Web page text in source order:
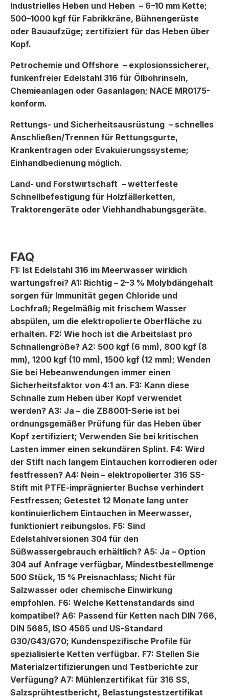
Industrielles Heben und Heben – 6–10 mm Kette;
500–1000 kgf für Fabrikkräne, Bühnengerüste
oder Bauaufzüge; zertifiziert für das Heben über
Kopf.
Petrochemie und Offshore – explosionssicherer,
funkenfreier Edelstahl 316 für Ölbohrinseln,
Chemieanlagen oder Gasanlagen; NACE MR0175-
konform.
Rettungs- und Sicherheitsausrüstung – schnelles
Anschließen/Trennen für Rettungsgurte,
Krankentragen oder Evakuierungssysteme;
Einhandbedienung möglich.
Land- und Forstwirtschaft – wetterfeste
Schnellbefestigung für Holzfällerketten,
Traktorengeräte oder Viehhandhabungsgeräte.
FAQ
F1: Ist Edelstahl 316 im Meerwasser wirklich
wartungsfrei? A1: Richtig – 2–3 % Molybdängehalt
sorgen für Immunität gegen Chloride und
Lochfraß; Regelmäßig mit frischem Wasser
abspülen, um die elektropolierte Oberfläche zu
erhalten. F2: Wie hoch ist die Arbeitslast pro
Schnallengröße? A2: 500 kgf (6 mm), 800 kgf (8
mm), 1200 kgf (10 mm), 1500 kgf (12 mm); Wenden
Sie bei Hebeanwendungen immer einen
Sicherheitsfaktor von 4:1 an. F3: Kann diese
Schnalle zum Heben über Kopf verwendet
werden? A3: Ja – die ZB8001-Serie ist bei
ordnungsgemäßer Prüfung für das Heben über
Kopf zertifiziert; Verwenden Sie bei kritischen
Lasten immer einen sekundären Splint. F4: Wird
der Stift nach langem Eintauchen korrodieren oder
festfressen? A4: Nein – elektropolierter 316 SS-
Stift mit PTFE-imprägnierter Buchse verhindert
Festfressen; Getestet 12 Monate lang unter
kontinuierlichem Eintauchen in Meerwasser,
funktioniert reibungslos. F5: Sind
Edelstahlversionen 304 für den
Süßwassergebrauch erhältlich? A5: Ja – Option
304 auf Anfrage verfügbar, Mindestbestellmenge
500 Stück, 15 % Preisnachlass; Nicht für
Salzwasser oder chemische Einwirkung
empfohlen. F6: Welche Kettenstandards sind
kompatibel? A6: Passend für Ketten nach DIN 766,
DIN 5685, ISO 4565 und US-Standard
G30/G43/G70; Kundenspezifische Profile für
spezialisierte Ketten verfügbar. F7: Stellen Sie
Materialzertifizierungen und Testberichte zur
Verfügung? A7: Mühlenzertifikat für 316 SS,
Salzsprühtestbericht, Belastungstestzertifikat